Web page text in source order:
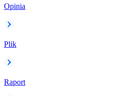
Opinia
Plik
Raport